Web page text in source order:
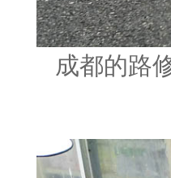
成都的路